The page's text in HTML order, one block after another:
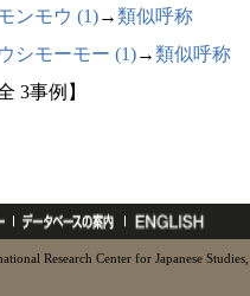
ンモウ (1)→類似呼称
ウシモーモー (1)→類似呼称
3事例】
Research Center for Japanese